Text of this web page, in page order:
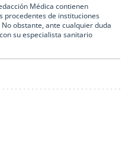
Médica contienen
procedentes de instituciones
obstante, ante cualquier duda
su especialista sanitario